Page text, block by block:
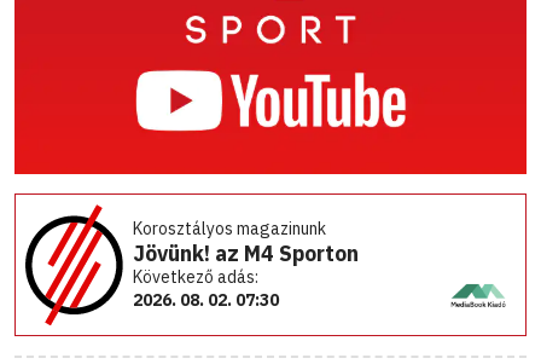
Korosztályos magazinunk
Jövünk! az M4 Sporton
Következő adás:
2026. 08. 02. 07:30